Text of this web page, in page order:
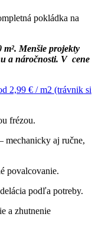
pokládka na
Menšie projekty
a náročnosti. V cene
2,99 € / m2 (trávnik si
frézou.
mechanicky aj ručne,
povalcovanie.
podľa potreby.
a zhutnenie